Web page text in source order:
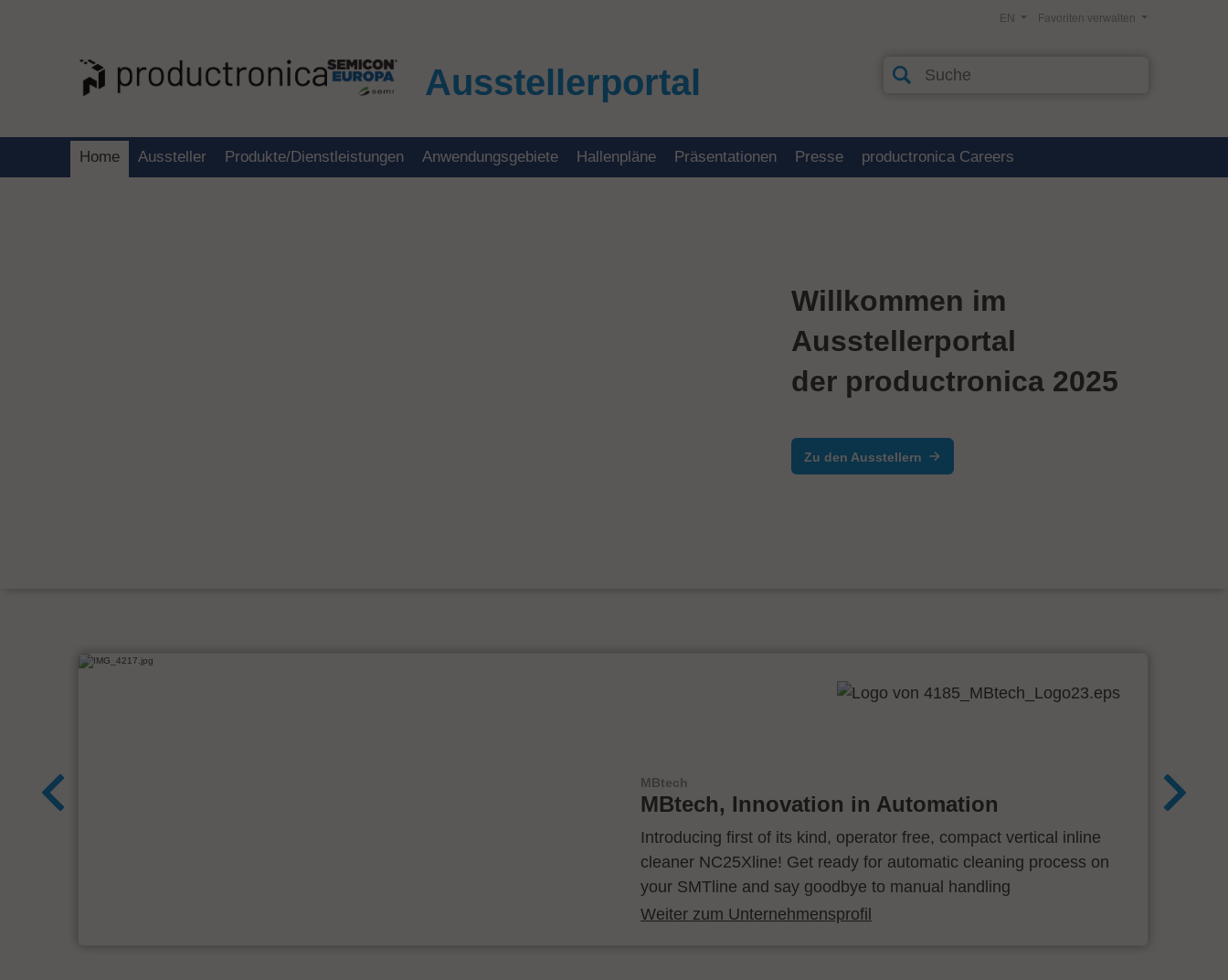
Ausstellerportal
Favoriten verwalten
EN
Home Aussteller Produkte/Dienstleistungen Anwendungsgebiete Hallenpläne Präsentationen Presse productronica Careers
Willkommen im
Ausstellerportal
der productronica 2025
Zu den Ausstellern
MBtech
MBtech, Innovation in Automation
Introducing first of its kind, operator free, compact vertical inline
cleaner NC25Xline! Get ready for automatic cleaning process on
your SMTline and say goodbye to manual handling
Weiter zum Unternehmensprofil